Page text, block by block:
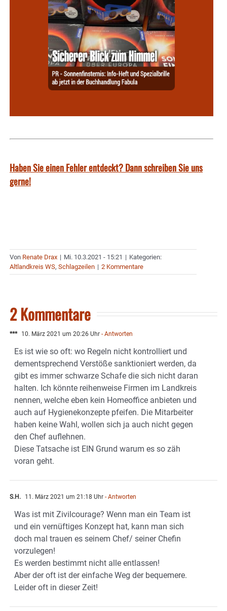
Haben Sie einen Fehler entdeckt? Dann schreiben Sie uns
gerne!
Von Renate Drax | Mi. 10.3.2021 - 15:21 | Kategorien:
Altlandkreis WS, Schlagzeilen | 2 Kommentare
2 Kommentare
*** 10. März 2021 um 20:26 Uhr - Antworten
Es ist wie so oft: wo Regeln nicht kontrolliert und
dementsprechend Verstöße sanktioniert werden, da
gibt es immer schwarze Schafe die sich nicht daran
halten. Ich könnte reihenweise Firmen im Landkreis
nennen, welche eben kein Homeoffice anbieten und
auch auf Hygienekonzepte pfeifen. Die Mitarbeiter
haben keine Wahl, wollen sich ja auch nicht gegen
den Chef auflehnen.
Diese Tatsache ist EIN Grund warum es so zäh
voran geht.
S.H. 11. März 2021 um 21:18 Uhr - Antworten
Was ist mit Zivilcourage? Wenn man ein Team ist
und ein vernüftiges Konzept hat, kann man sich
doch mal trauen es seinem Chef/ seiner Chefin
vorzulegen!
Es werden bestimmt nicht alle entlassen!
Aber der oft ist der einfache Weg der bequemere.
Leider oft in dieser Zeit!